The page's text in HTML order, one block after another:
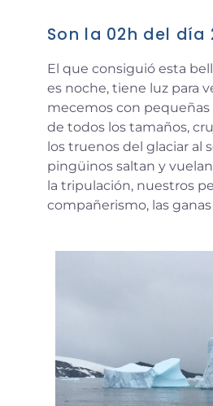
Son la 02h del día
El que consiguió esta
es noche, tiene luz para
mecemos con pequeñas
de todos los tamaños,
los truenos del glaciar al
pingüinos saltan y
la tripulación, nuestros
compañerismo, las